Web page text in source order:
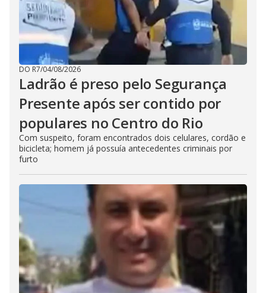
DO R7/04/08/2026
Ladrão é preso pelo Segurança
Presente após ser contido por
populares no Centro do Rio
Com suspeito, foram encontrados dois celulares, cordão e
bicicleta; homem já possuía antecedentes criminais por
furto